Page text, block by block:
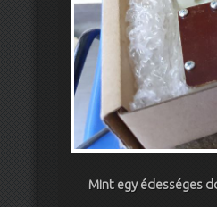
Mint egy édességes